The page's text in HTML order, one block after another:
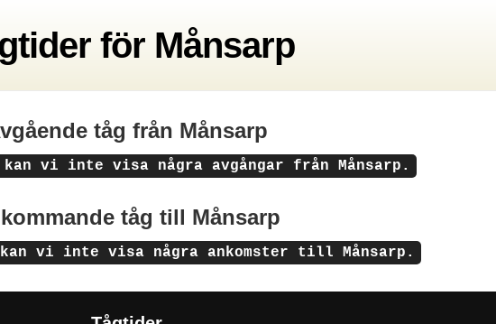
för Månsarp
tåg från Månsarp
vi inte visa några avgångar från Månsarp.
tåg till Månsarp
vi inte visa några ankomster till Månsarp.